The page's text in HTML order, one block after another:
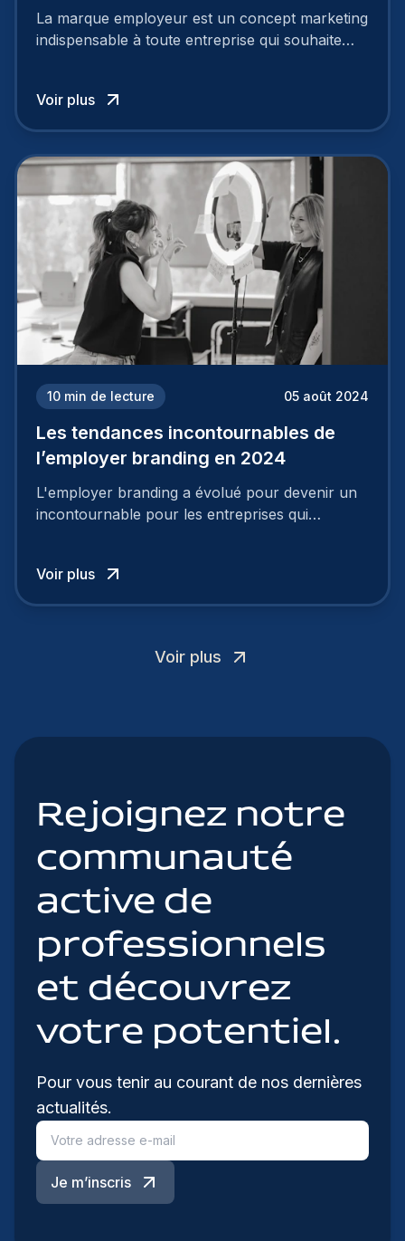
Découvrez les 7 étapes
La marque employeur est un concept marketing
indispensable à toute entreprise qui souhaite
employeur solide et positive sont évidentes, ce
travail, pour qu’il soit réussi, ne peut se faire en
mettre en œuvre un certain nombre d’actions.
Voir plus
10 min de lecture 05 août 2024
Les tendances incontournables de
l’employer branding en 2024
L'employer branding a évolué pour devenir un
incontournable pour les entreprises qui
Voir plus
Voir plus
Rejoignez notre
communauté
active de
professionnels
et découvrez
votre potentiel.
Pour vous tenir au courant de nos dernières
actualités.
Je m’inscris